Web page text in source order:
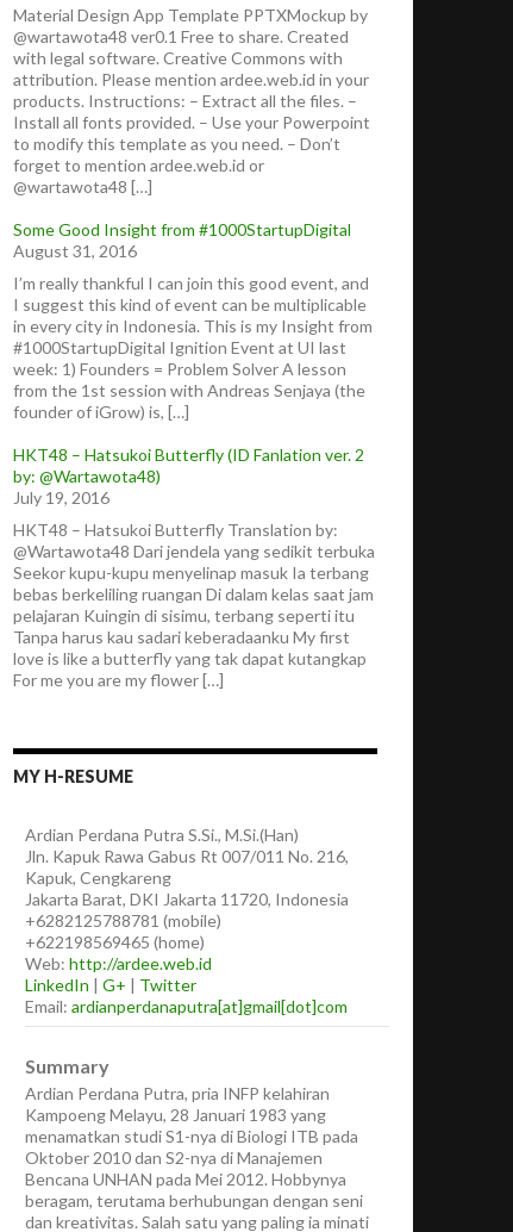
Material Design App Template PPTXMockup by
@wartawota48 ver0.1 Free to share. Created
with legal software. Creative Commons with
attribution. Please mention ardee.web.id in your
products. Instructions: – Extract all the files. –
Install all fonts provided. – Use your Powerpoint
to modify this template as you need. – Don’t
forget to mention ardee.web.id or
@wartawota48 […]
Some Good Insight from #1000StartupDigital
August 31, 2016
I’m really thankful I can join this good event, and
I suggest this kind of event can be multiplicable
in every city in Indonesia. This is my Insight from
#1000StartupDigital Ignition Event at UI last
week: 1) Founders = Problem Solver A lesson
from the 1st session with Andreas Senjaya (the
founder of iGrow) is, […]
HKT48 – Hatsukoi Butterfly (ID Fanlation ver. 2
by: @Wartawota48)
July 19, 2016
HKT48 – Hatsukoi Butterfly Translation by:
@Wartawota48 Dari jendela yang sedikit terbuka
Seekor kupu-kupu menyelinap masuk Ia terbang
bebas berkeliling ruangan Di dalam kelas saat jam
pelajaran Kuingin di sisimu, terbang seperti itu
Tanpa harus kau sadari keberadaanku My first
love is like a butterfly yang tak dapat kutangkap
For me you are my flower […]
MY H-RESUME
Ardian Perdana Putra S.Si., M.Si.(Han)
Jln. Kapuk Rawa Gabus Rt 007/011 No. 216,
Kapuk, Cengkareng
Jakarta Barat, DKI Jakarta 11720, Indonesia
+6282125788781 (mobile)
+622198569465 (home)
Web: http://ardee.web.id
LinkedIn | G+ | Twitter
Email: ardianperdanaputra[at]gmail[dot]com
Summary
Ardian Perdana Putra, pria INFP kelahiran
Kampoeng Melayu, 28 Januari 1983 yang
menamatkan studi S1-nya di Biologi ITB pada
Oktober 2010 dan S2-nya di Manajemen
Bencana UNHAN pada Mei 2012. Hobbynya
beragam, terutama berhubungan dengan seni
dan kreativitas. Salah satu yang paling ia minati